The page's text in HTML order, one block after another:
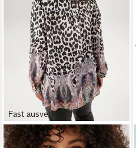
Fast ausverkauft
ANISTON PLUSHemdbluse in